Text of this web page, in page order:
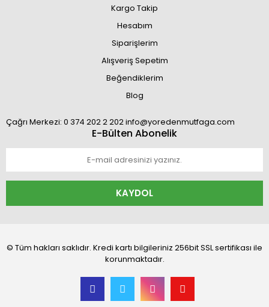
Kargo Takip
Hesabım
Siparişlerim
Alışveriş Sepetim
Beğendiklerim
Blog
Çağrı Merkezi: 0 374 202 2 202 info@yoredenmutfaga.com
E-Bülten Abonelik
KAYDOL
© Tüm hakları saklıdır. Kredi kartı bilgileriniz 256bit SSL sertifikası ile
korunmaktadır.